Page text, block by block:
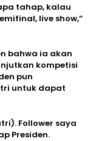
tahap, kalau
live show,”
bahwa ia akan
kompetisi
pun
untuk dapat
Follower saya
Presiden.